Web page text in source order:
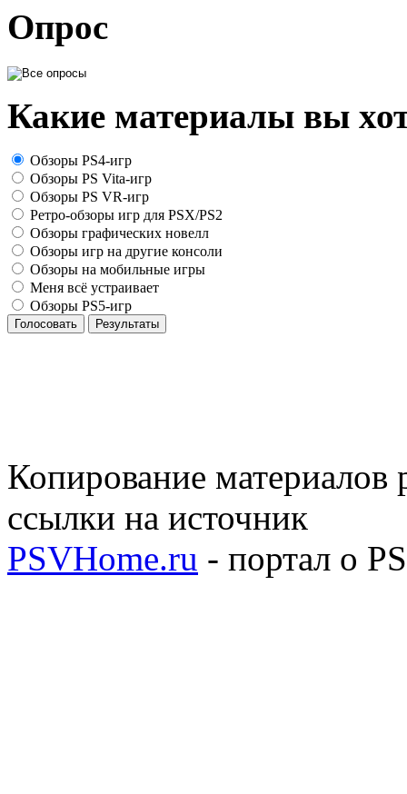
Опрос
Какие материалы вы
Обзоры PS4-игр
Обзоры PS Vita-игр
Обзоры PS VR-игр
Ретро-обзоры игр для PSX/PS2
Обзоры графических новелл
Обзоры игр на другие консоли
Обзоры на мобильные игры
Меня всё устраивает
Обзоры PS5-игр
Голосовать Результаты
Копирование материалов
ссылки на источник
PSVHome.ru - портал о